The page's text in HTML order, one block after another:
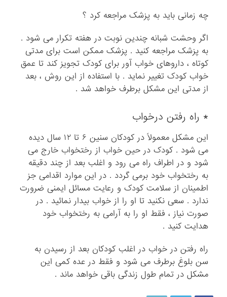
چه زمانی باید به پزشک مراجعه کرد ؟
اگر وحشت شبانه چندین نوبت در هفته تکرار می شود .
به پزشک مراجعه کنید . پزشک ممکن است برای مدتی
کوتاه ، داروهای خواب آور برای کودک تجویز کند تا عمق
خواب کودک تغییر نماید . با استفاده از این روش ، بعد
از مدتی این مشکل برطرف خواهد شد .
* راه رفتن درخواب
این مشکل معمولاً در کودکان سنین ۶ تا ۱۲ سال دیده
می شود . کودک در حین خواب از رختخواب خارج می
شود و در اطراف راه می رود و اغلب بعد از چند دقیقه
به رختخواب خود برمی گردد . در این موارد اقدامی جز
اطمینان از سلامت کودک و رعایت مسائل ایمنی ضرورت
ندارد . سعی نکنید تا او را از خواب بیدار نمائید . در
صورت نیاز ، فقط او را به آرامی به رختخواب خود
هدایت کنید .
راه رفتن در خواب در اغلب کودکان بعد از رسیدن به
سن بلوغ برطرف می شود و فقط در عده کمی این
مشکل در تمام طول زندگی باقی خواهد ماند .